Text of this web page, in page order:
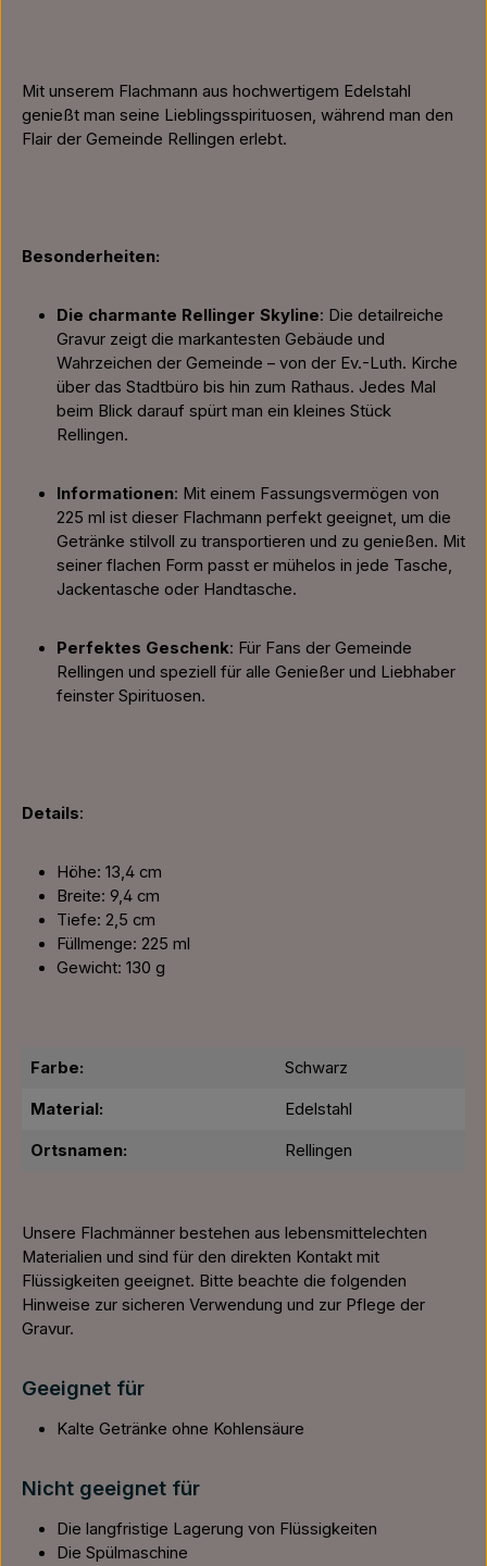
Mit unserem Flachmann aus hochwertigem Edelstahl
genießt man seine Lieblingsspirituosen, während man den
Flair der Gemeinde Rellingen erlebt.
Besonderheiten:
Die charmante Rellinger Skyline: Die detailreiche
Gravur zeigt die markantesten Gebäude und
Wahrzeichen der Gemeinde – von der Ev.-Luth. Kirche
über das Stadtbüro bis hin zum Rathaus. Jedes Mal
beim Blick darauf spürt man ein kleines Stück
Rellingen.
Informationen: Mit einem Fassungsvermögen von
225 ml ist dieser Flachmann perfekt geeignet, um die
Getränke stilvoll zu transportieren und zu genießen. Mit
seiner flachen Form passt er mühelos in jede Tasche,
Jackentasche oder Handtasche.
Perfektes Geschenk: Für Fans der Gemeinde
Rellingen und speziell für alle Genießer und Liebhaber
feinster Spirituosen.
Details:
Höhe: 13,4 cm
Breite: 9,4 cm
Tiefe: 2,5 cm
Füllmenge: 225 ml
Gewicht: 130 g
Farbe: Schwarz
Material: Edelstahl
Ortsnamen: Rellingen
Unsere Flachmänner bestehen aus lebensmittelechten
Materialien und sind für den direkten Kontakt mit
Flüssigkeiten geeignet. Bitte beachte die folgenden
Hinweise zur sicheren Verwendung und zur Pflege der
Gravur.
Geeignet für
Kalte Getränke ohne Kohlensäure
Nicht geeignet für
Die langfristige Lagerung von Flüssigkeiten
Die Spülmaschine